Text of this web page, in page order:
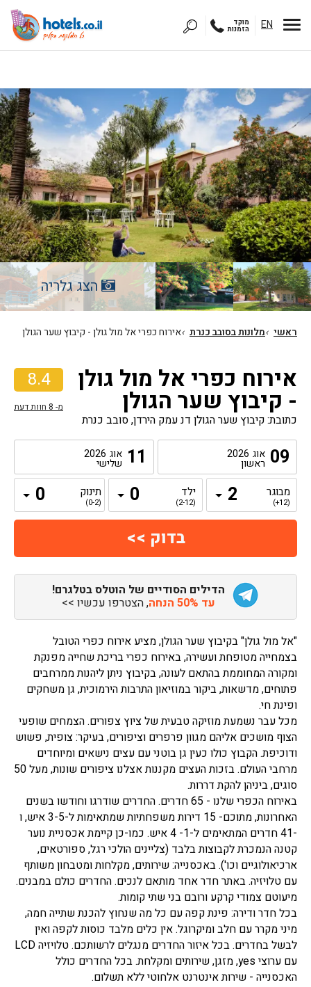
EN מוקד
הזמנות
הצג גלריה
ראשי ›מלונות בסובב כנרת ›אירוח כפרי אל מול גולן - קיבוץ שער הגולן
8.4
מ- 8 חוות דעת
אירוח כפרי אל מול גולן
- קיבוץ שער הגולן
כתובת: קיבוץ שער הגולן דנ עמק הירדן, סובב כנרת
09 אוג 2026
ראשון 11 אוג 2026
שלישי
מבוגר
(12+)
ילד
(2-12)
תינוק
(0-2)
הדילים הסודיים של הוטלס בטלגרם!
עד 50% הנחה , הצטרפו עכשיו >>
"אל מול גולן" בקיבוץ שער הגולן, מציע אירוח כפרי הטובל
בצמחייה מטופחת ועשירה, באירוח כפרי בריכת שחייה מפנקת
ומקורה המחוממת בהתאם לעונה, בקיבוץ ניתן ליהנות ממרחבים
פתוחים, מדשאות, ביקור במוזיאון התרבות הירמוכית, גן משחקים
ופינת חי.
מכל עבר נשמעת מוזיקה טבעית של ציוץ צפורים. הצמחים שופעי
הצוף מושכים אליהם מגוון פרפרים וציפורים, בעיקר: צופית, פשוש
ודוכיפת. הקבוץ כולו כעין גן בוטני עם עצים נישאים ומיוחדים
מרחבי העולם. בזכות העצים מקננות אצלנו ציפורים שונות, מעל 50
סוגים, ביניהן להקת דררות.
באירוח הכפרי שלנו - 65 חדרים. החדרים שודרגו וחודשו בשנים
האחרונות, מתוכם- 15 דירות משפחתיות שמתאימות ל-3-5 איש, ו
-41 חדרים המתאימים ל-1- 4 איש. כמו-כן קיימת אכסניית נוער
קטנה הנמכרת לקבוצות בלבד (צליינים הולכי רגל, ספורטאים,
ארכיאולוגיים וכו'). באכסנייה: שירותים, מקלחות ומטבחון משותף
עם טלויזיה. באתר חדר אחד מותאם לנכים. החדרים כולם במבנים.
מיעוטם צמודי קרקע ורובם בני שתי קומות.
בכל חדר ודירה: פינת קפה עם כל מה שנחוץ להכנת שתייה חמה,
מיני מקרר עם חלב ומיקרוגל. אין כלים מלבד כוסות לקפה ואין
לבשל בחדרים. בכל איזור החדרים מנגלים לרשותכם. טלויזיה LCD
עם ערוצי yes, מזגן, שירותים ומקלחת. בכל החדרים כולל
האכסנייה - שירות אינטרנט אלחוטי ללא תשלום.